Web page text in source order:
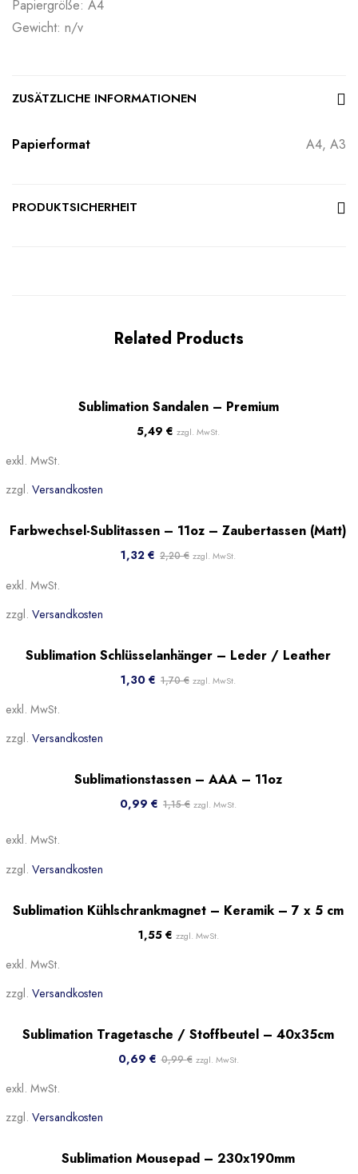
Papiergröße: A4
Gewicht: n/v
ZUSÄTZLICHE INFORMATIONEN
Papierformat A4, A3
PRODUKTSICHERHEIT
Related Products
Sublimation Sandalen – Premium
5,49 € zzgl. MwSt.
exkl. MwSt.
zzgl. Versandkosten
-40%
Farbwechsel-Sublitassen – 11oz – Zaubertassen (Matt)
1,32 € 2,20€ zzgl. MwSt.
exkl. MwSt.
zzgl. Versandkosten
Sale!
Beliebt
Sublimation Schlüsselanhänger – Leder / Leather
1,30 € 1,70€ zzgl. MwSt.
exkl. MwSt.
zzgl. Versandkosten
Sublimationstassen – AAA – 11oz
0,99 € 1,15€ zzgl. MwSt.
exkl. MwSt.
zzgl. Versandkosten
Beliebt
Sublimation Kühlschrankmagnet – Keramik – 7 x 5 cm
1,55 € zzgl. MwSt.
exkl. MwSt.
zzgl. Versandkosten
-30%
Beliebt
Sublimation Tragetasche / Stoffbeutel – 40x35cm
0,69 € 0,99€ zzgl. MwSt.
exkl. MwSt.
zzgl. Versandkosten
Sublimation Mousepad – 230x190mm